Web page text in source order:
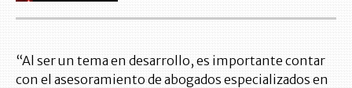
“Al ser un tema en desarrollo, es importante contar
con el asesoramiento de abogados especializados en